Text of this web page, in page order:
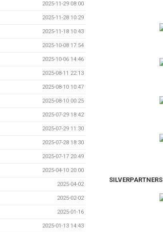
2025-11-29 08:00
2025-11-28 10:29
2025-11-18 10:43
2025-10-08 17:54
2025-10-06 14:46
2025-08-11 22:13
2025-08-10 10:47
2025-08-10 00:25
2025-07-29 18:42
2025-07-29 11:30
2025-07-28 18:30
2025-07-17 20:49
2025-04-10 20:00
2025-04-02
2025-02-02
2025-01-16
2025-01-13 14:43
SILVERPARTNERS